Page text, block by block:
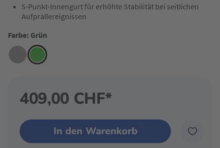
5-Punkt-Innengurt für erhöhte Stabilität bei seitlichen
Aufprallereignissen
Farbe: Grün
409,00 CHF*
In den Warenkorb